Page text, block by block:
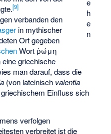
h
e
n
[9]
verbanden den
in mythischer
Ort gegeben
Wort ῥώμη
eine griechische
man darauf, dass die
(von lateinisch valentia
griechischem Einfluss sich
verfolgen
verbreitet ist die